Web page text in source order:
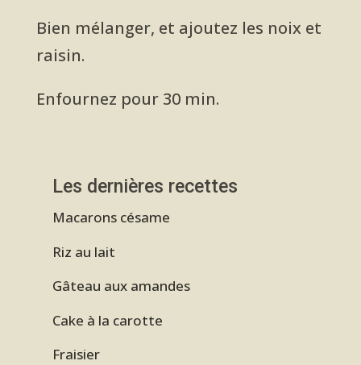
Bien mélanger, et ajoutez les noix et
raisin.
Enfournez pour 30 min.
Les dernières recettes
Macarons césame
Riz au lait
Gâteau aux amandes
Cake à la carotte
Fraisier